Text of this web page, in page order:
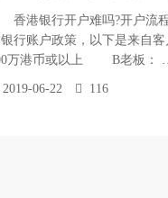
港银行开户难吗?开户
银行账户政策，以下是来
万港币或以上 B老板：
2019-06-22 116